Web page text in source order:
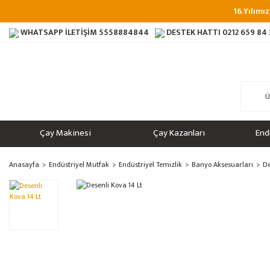
WHATSAPP İLETİŞİM 5558884844 DESTEK HATTI 0212 659 84
Çay Makinesi Çay Kazanları
Anasayfa Endüstriyel Mutfak Endüstriyel Temizlik Banyo Aksesuarları